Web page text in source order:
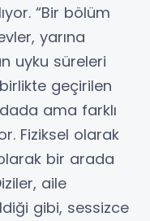
“Bir bölüm
yarına
uyku süreleri
geçirilen
ama farklı
Fiziksel olarak
bir arada
aile
gibi, sessizce